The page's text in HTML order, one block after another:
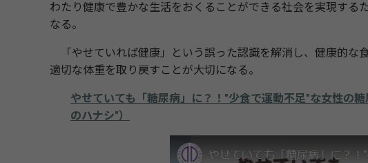
わたり健康で豊かな生活をおくることができる社会を実現する
なる。
「やせていれば健康」という誤った認識を解消し、健康的な
適切な体重を取り戻すことが大切になる。
やせていても「糖尿病」に？！"少食で運動不足"な女性の
のハナシ"）